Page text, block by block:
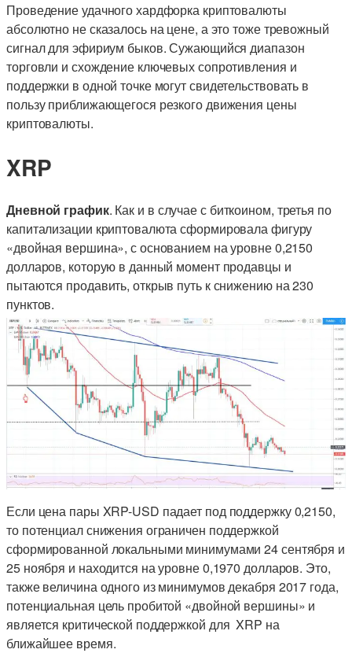
Проведение удачного хардфорка криптовалюты
абсолютно не сказалось на цене, а это тоже тревожный
сигнал для эфириум быков. Сужающийся диапазон
торговли и схождение ключевых сопротивления и
поддержки в одной точке могут свидетельствовать в
пользу приближающегося резкого движения цены
криптовалюты.
XRP
Дневной график. Как и в случае с биткоином, третья по
капитализации криптовалюта сформировала фигуру
«двойная вершина», с основанием на уровне 0,2150
долларов, которую в данный момент продавцы и
пытаются продавить, открыв путь к снижению на 230
пунктов.
Если цена пары XRP-USD падает под поддержку 0,2150,
то потенциал снижения ограничен поддержкой
сформированной локальными минимумами 24 сентября и
25 ноября и находится на уровне 0,1970 долларов. Это,
также величина одного из минимумов декабря 2017 года,
потенциальная цель пробитой «двойной вершины» и
является критической поддержкой для XRP на
ближайшее время.